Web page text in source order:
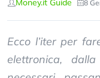
Money.it Guide 8
Ecco l’iter per
elettronica,